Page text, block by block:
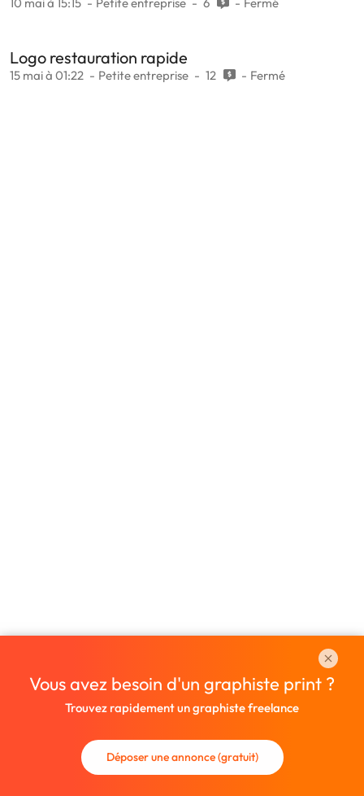
Logo restauration rapide
15 mai à 01:22 Petite entreprise 12 Fermé
Vous avez besoin d'un graphiste print ?
Trouvez rapidement un graphiste freelance
Déposer une annonce (gratuit)